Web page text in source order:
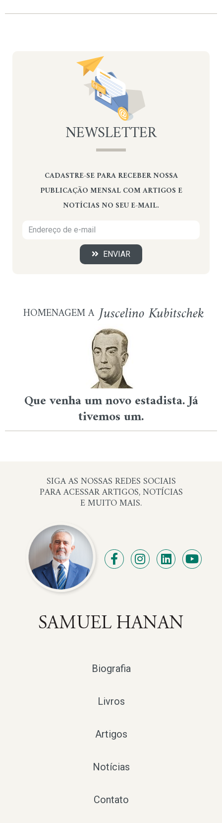
NEWSLETTER
CADASTRE-SE PARA RECEBER NOSSA
PUBLICAÇÃO MENSAL COM ARTIGOS E
NOTÍCIAS NO SEU E-MAIL.
ENVIAR
HOMENAGEM A Juscelino Kubitschek
Que venha um novo estadista. Já
tivemos um.
SIGA AS NOSSAS REDES SOCIAIS
PARA ACESSAR ARTIGOS, NOTÍCIAS
E MUITO MAIS.
Biografia
Livros
Artigos
Notícias
Contato